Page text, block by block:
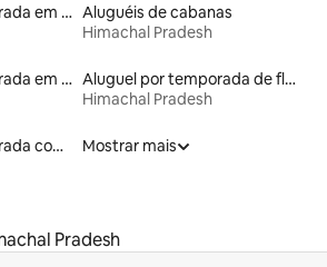
Aluguéis por temporada em resorts Aluguéis de cabanas
Himachal Pradesh
Aluguéis por temporada em albergue
Aluguel por temporada de flats
Himachal Pradesh
Aluguéis por temporada com banheira de hidromassagem
Mostrar mais
Pradesh